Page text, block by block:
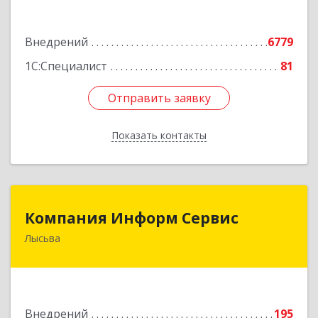
Внедрений
6779
1С:Специалист
81
Отправить заявку
Показать контакты
Отправить заявку
Назад
Компания Информ Сервис
Лысьва
Внедрений
195
Компания Информ Сервис
618909, Пермский край, Лысьва г, Металлистов